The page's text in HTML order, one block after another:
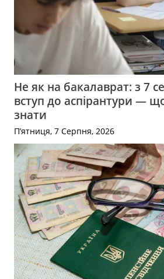
Не як на бакалаврат: з 7
вступ до аспірантури —
знати
П’ятниця, 7 Серпня, 2026